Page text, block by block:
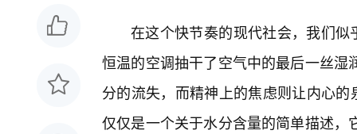
在这个快节奏的现代社会，我们似
恒温的空调抽干了空气中的最后一丝
分的流失，而精神上的焦虑则让内心
仅仅是一个关于水分含量的简单描述